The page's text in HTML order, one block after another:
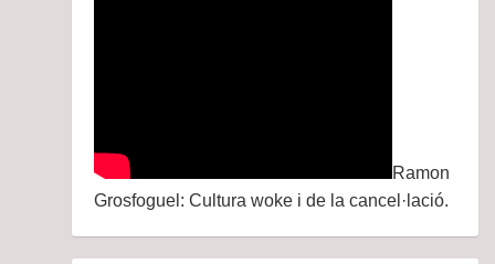
Ramon
Grosfoguel: Cultura woke i de la cancel·lació.